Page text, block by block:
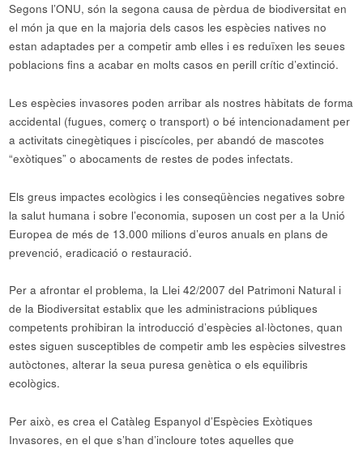
Segons l’ONU, són la segona causa de pèrdua de biodiversitat en
el món ja que en la majoria dels casos les espècies natives no
estan adaptades per a competir amb elles i es reduïxen les seues
poblacions fins a acabar en molts casos en perill crític d’extinció.
Les espècies invasores poden arribar als nostres hàbitats de forma
accidental (fugues, comerç o transport) o bé intencionadament per
a activitats cinegètiques i piscícoles, per abandó de mascotes
“exòtiques” o abocaments de restes de podes infectats.
Els greus impactes ecològics i les conseqüències negatives sobre
la salut humana i sobre l’economia, suposen un cost per a la Unió
Europea de més de 13.000 milions d’euros anuals en plans de
prevenció, eradicació o restauració.
Per a afrontar el problema, la Llei 42/2007 del Patrimoni Natural i
de la Biodiversitat establix que les administracions públiques
competents prohibiran la introducció d’espècies al·lòctones, quan
estes siguen susceptibles de competir amb les espècies silvestres
autòctones, alterar la seua puresa genètica o els equilibris
ecològics.
Per això, es crea el Catàleg Espanyol d’Espècies Exòtiques
Invasores, en el que s’han d’incloure totes aquelles que